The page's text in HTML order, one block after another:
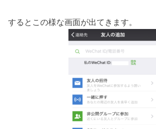
するとこの様な画面が出てきます。